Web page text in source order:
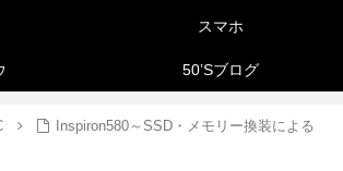
スマホ
50’Sブログ
Inspiron580～SSD・メモリー換装による